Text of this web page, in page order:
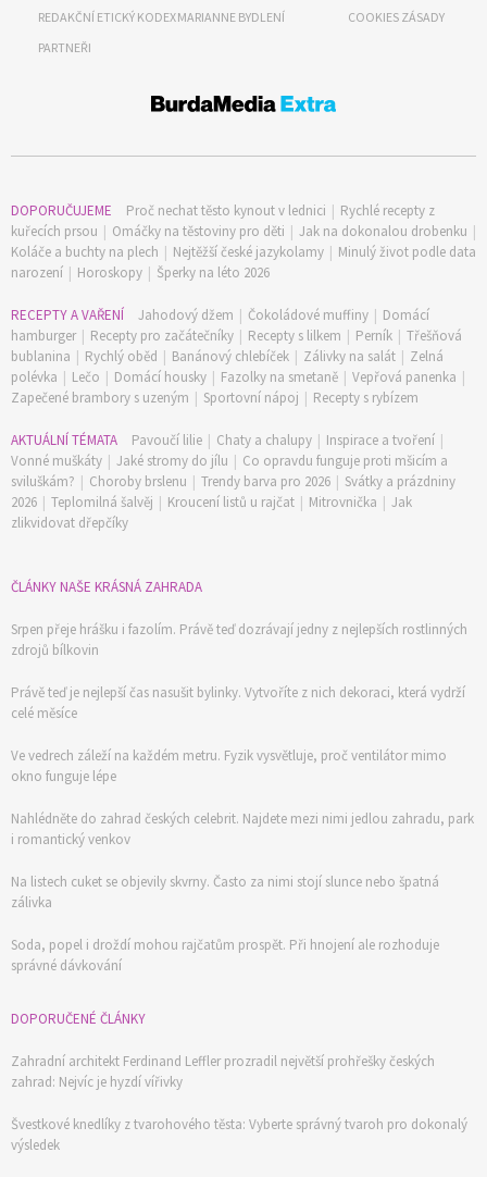
REDAKČNÍ ETICKÝ KODEX
PARTNEŘI
MARIANNE BYDLENÍ
COOKIES ZÁSADY
DOPORUČUJEME Proč nechat těsto kynout v lednici | Rychlé recepty z
kuřecích prsou | Omáčky na těstoviny pro děti | Jak na dokonalou drobenku |
Koláče a buchty na plech | Nejtěžší české jazykolamy | Minulý život podle data
narození | Horoskopy | Šperky na léto 2026
RECEPTY A VAŘENÍ Jahodový džem | Čokoládové muffiny | Domácí
hamburger | Recepty pro začátečníky | Recepty s lilkem | Perník | Třešňová
bublanina | Rychlý oběd | Banánový chlebíček | Zálivky na salát | Zelná
polévka | Lečo | Domácí housky | Fazolky na smetaně | Vepřová panenka |
Zapečené brambory s uzeným | Sportovní nápoj | Recepty s rybízem
AKTUÁLNÍ TÉMATA Pavoučí lilie | Chaty a chalupy | Inspirace a tvoření |
Vonné muškáty | Jaké stromy do jílu | Co opravdu funguje proti mšicím a
sviluškám? | Choroby brslenu | Trendy barva pro 2026 | Svátky a prázdniny
2026 | Teplomilná šalvěj | Kroucení listů u rajčat | Mitrovnička | Jak
zlikvidovat dřepčíky
ČLÁNKY NAŠE KRÁSNÁ ZAHRADA
Srpen přeje hrášku i fazolím. Právě teď dozrávají jedny z nejlepších rostlinných
zdrojů bílkovin
Právě teď je nejlepší čas nasušit bylinky. Vytvoříte z nich dekoraci, která vydrží
celé měsíce
Ve vedrech záleží na každém metru. Fyzik vysvětluje, proč ventilátor mimo
okno funguje lépe
Nahlédněte do zahrad českých celebrit. Najdete mezi nimi jedlou zahradu, park
i romantický venkov
Na listech cuket se objevily skvrny. Často za nimi stojí slunce nebo špatná
zálivka
Soda, popel i droždí mohou rajčatům prospět. Při hnojení ale rozhoduje
správné dávkování
DOPORUČENÉ ČLÁNKY
Zahradní architekt Ferdinand Leffler prozradil největší prohřešky českých
zahrad: Nejvíc je hyzdí vířivky
Švestkové knedlíky z tvarohového těsta: Vyberte správný tvaroh pro dokonalý
výsledek